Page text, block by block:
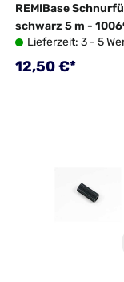
REMIBase
schwarz 5 m -
Lieferzeit: 3 - 5
Regulärer Preis:
12,50 €*